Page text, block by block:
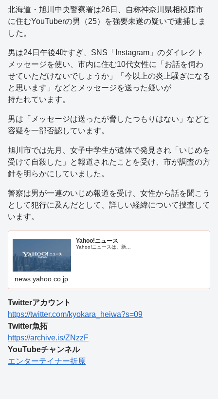
北海道・旭川中央警察署は26日、自称神奈川県相模原市
に住むYouTuberの男（25）を強要未遂の疑いで逮捕しま
した。
男は24日午後4時すぎ、SNS「Instagram」のダイレクト
メッセージを使い、市内に住む10代女性に「お話を伺わ
せていただけないでしょうか」「今以上の炎上騒ぎになる
と思います」などとメッセージを送った疑いが
持たれています。
男は「メッセージは送ったが脅したつもりはない」などと
容疑を一部否認しています。
旭川市では先月、女子中学生が遺体で発見され「いじめを
受けて自殺した」と報道されたことを受け、市が調査の方
針を明らかにしていました。
警察は男が一連のいじめ報道を受け、女性から話を聞こう
として犯行に及んだとして、詳しい経緯について捜査して
います。
Yahoo!ニュース
Yahoo!ニュースは、新…
news.yahoo.co.jp
Twitterアカウント
https://twitter.com/kyokara_heiwa?s=09
Twitter魚拓
https://archive.is/ZNzzF
YouTubeチャンネル
エンターテイナー折原